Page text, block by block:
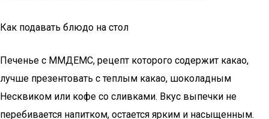
Как подавать блюдо на стол
Печенье с ММДЕМС, рецепт которого содержит какао,
лучше презентовать с теплым какао, шоколадным
Несквиком или кофе со сливками. Вкус выпечки не
перебивается напитком, остается ярким и насыщенным.